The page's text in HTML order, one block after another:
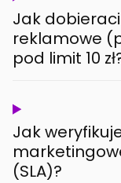
Jak
reklamowe
pod limit 10
Jak
(SLA)?